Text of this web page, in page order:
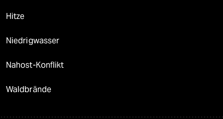
Hitze
Niedrigwasser
Nahost-Konflikt
Waldbrände